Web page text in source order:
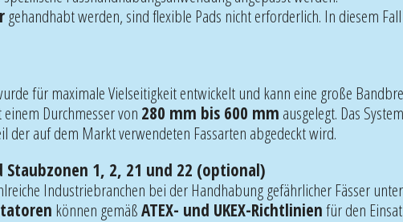
gehandhabt werden, sind flexible Pads nicht erforderlich. In diesem
für maximale Vielseitigkeit entwickelt und kann eine große
Durchmesser von 280 mm bis 600 mm ausgelegt. Das
der auf dem Markt verwendeten Fassarten abgedeckt wird.
Staubzonen 1, 2, 21 und 22 (optional)
Industriebranchen bei der Handhabung gefährlicher Fässer
können gemäßATEX- und UKEX-Richtlinienfür den